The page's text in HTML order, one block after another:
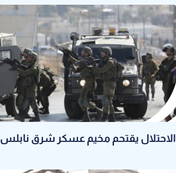
الاحتلال يقتحم مخيم عسكر شرق نابلس